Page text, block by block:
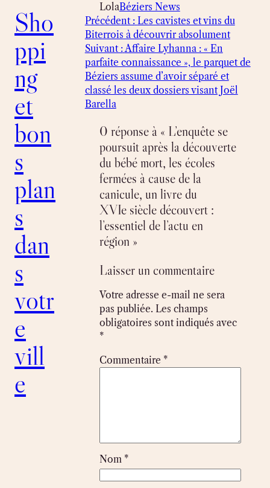
Sho
ppi
ng
et
bon
s
plan
s
dan
s
votr
e
vill
e
LolaBéziers News
Précédent : Les cavistes et vins du
Biterrois à découvrir absolument
Suivant : Affaire Lyhanna : « En
parfaite connaissance », le parquet de
Béziers assume d’avoir séparé et
classé les deux dossiers visant Joël
Barella
0 réponse à « L’enquête se
poursuit après la découverte
du bébé mort, les écoles
fermées à cause de la
canicule, un livre du
XVIe siècle découvert :
l’essentiel de l’actu en
région »
Laisser un commentaire
Votre adresse e-mail ne sera
pas publiée. Les champs
obligatoires sont indiqués avec
*
Commentaire *
Nom *